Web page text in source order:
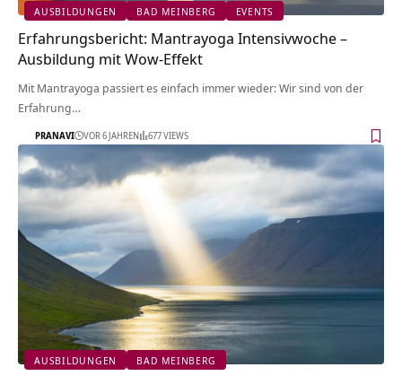
AUSBILDUNGEN BAD MEINBERG EVENTS
Erfahrungsbericht: Mantrayoga Intensivwoche –
Ausbildung mit Wow-Effekt
Mit Mantrayoga passiert es einfach immer wieder: Wir sind von der
Erfahrung…
PRANAVI VOR 6 JAHREN 677 VIEWS
AUSBILDUNGEN BAD MEINBERG